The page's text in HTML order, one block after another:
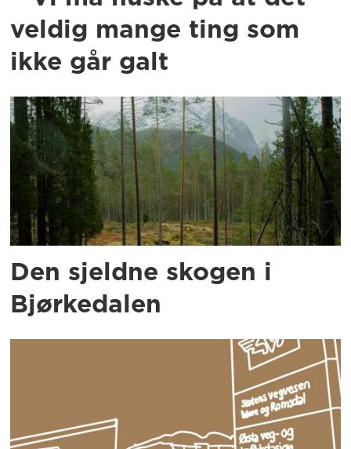
veldig mange ting som
ikke går galt
Den sjeldne skogen i
Bjørkedalen